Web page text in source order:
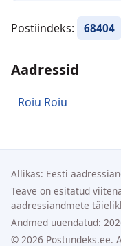
Postiindeks: 68404
Aadressid
Roiu Roiu
Allikas: Eesti
Teave on esitatud
aadressiandmete
Andmed uuendatud:
© 2026 Postiindeks.ee.